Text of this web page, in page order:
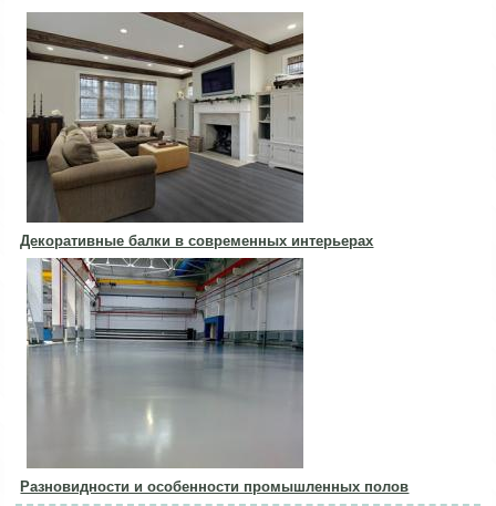
Декоративные балки в современных интерьерах
Разновидности и особенности промышленных полов